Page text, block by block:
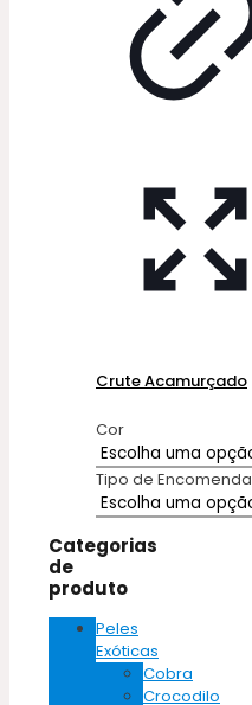
Crute Acamurçado
Cor
Tipo de Encomenda
Categorias
de
produto
Peles
Exóticas
Cobra
Crocodilo